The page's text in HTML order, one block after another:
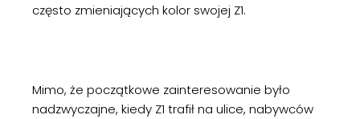
często zmieniających kolor swojej Z1.
Mimo, że początkowe zainteresowanie było
nadzwyczajne, kiedy Z1 trafił na ulice, nabywców